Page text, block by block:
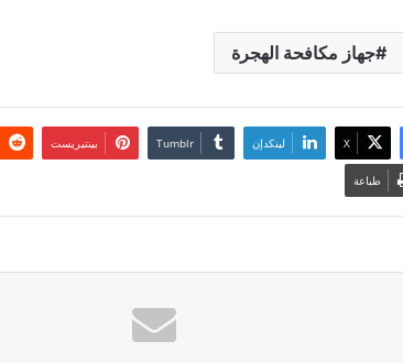
جهاز مكافحة الهجرة
‫X لينكدإن بينتيريست
طباعة